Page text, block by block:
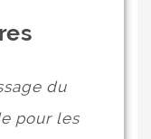
du
pour les